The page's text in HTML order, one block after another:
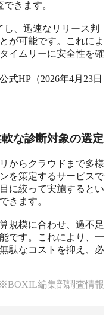
きます。
、迅速なリリース判
が可能です。これによ
イムリーに安全性を確
HP（2026年4月23日
な診断対象の選定
からクラウドまで多様
を策定するサービスで
に絞って実施するとい
きます。
規模に合わせ、過不足
です。これにより、一
駄なコストを抑え、必
※BOXIL編集部調査情報